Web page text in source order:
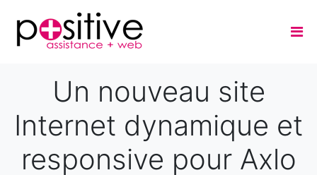
Un nouveau site
Internet dynamique et
responsive pour Axlo